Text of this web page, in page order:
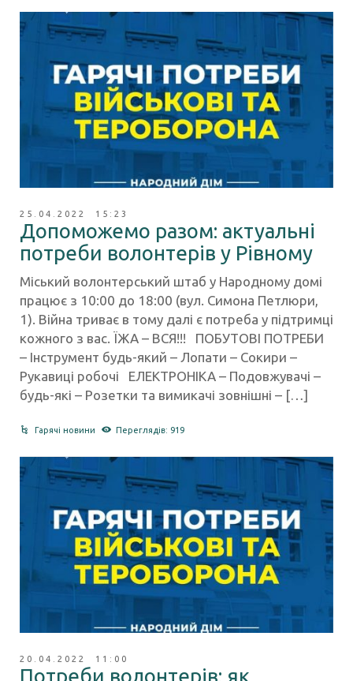
25.04.2022 15:23
Допоможемо разом: актуальні
потреби волонтерів у Рівному
Міський волонтерський штаб у Народному домі
працює з 10:00 до 18:00 (вул. Симона Петлюри,
1). Війна триває в тому далі є потреба у підтримці
кожного з вас. ЇЖА – ВСЯ!!! ПОБУТОВІ ПОТРЕБИ
– Інструмент будь-який – Лопати – Сокири –
Рукавиці робочі ЕЛЕКТРОНІКА – Подовжувачі –
будь-які – Розетки та вимикачі зовнішні – […]
Гарячі новини Переглядів: 919
20.04.2022 11:00
Потреби волонтерів: як